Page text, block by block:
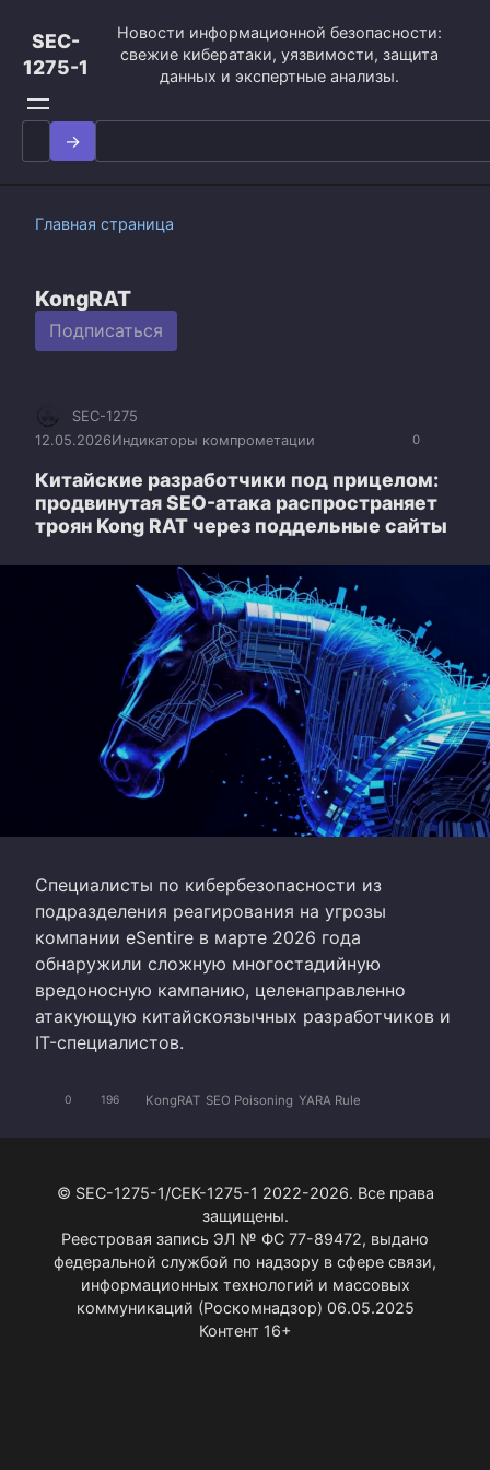
контенту
SEC-
1275-1
Новости информационной безопасности:
свежие кибератаки, уязвимости, защита
данных и экспертные анализы.
Search
for:
Главная страница
KongRAT
Подписаться
0
SEC-1275
12.05.2026Индикаторы компрометации
Китайские разработчики под прицелом:
продвинутая SEO-атака распространяет
троян Kong RAT через поддельные сайты
Специалисты по кибербезопасности из
подразделения реагирования на угрозы
компании eSentire в марте 2026 года
обнаружили сложную многостадийную
вредоносную кампанию, целенаправленно
атакующую китайскоязычных разработчиков и
IT-специалистов.
0 196 KongRAT SEO Poisoning YARA Rule
© SEC-1275-1/СЕК-1275-1 2022-2026. Все права
защищены.
Реестровая запись ЭЛ № ФС 77-89472, выдано
федеральной службой по надзору в сфере связи,
информационных технологий и массовых
коммуникаций (Роскомнадзор) 06.05.2025
Контент 16+